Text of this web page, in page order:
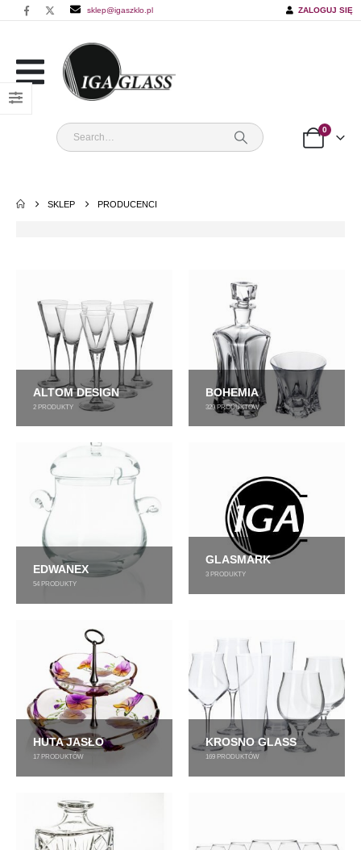
sklep@igaszklo.pl ZALOGUJ SIĘ
0
SKLEP PRODUCENCI
ALTOM DESIGN
2 PRODUKTY
BOHEMIA
329PRODUKTÓW
EDWANEX
54 PRODUKTY
GLASMARK
3 PRODUKTY
HUTA JASŁO
17 PRODUKTÓW
KROSNO GLASS
169 PRODUKTÓW